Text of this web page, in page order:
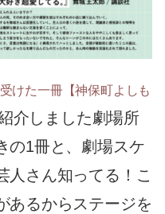
けた一冊【神保町よしも
介しました劇場所
の1冊と、劇場スケ
人さん知ってる！こ
あるからステージを